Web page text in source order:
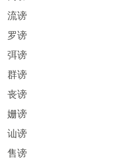
流谤
罗谤
弭谤
群谤
丧谤
姗谤
讪谤
售谤